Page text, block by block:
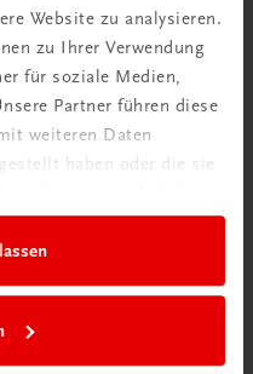
Website zu analysieren.
zu Ihrer Verwendung
für soziale Medien,
Partner führen diese
weiteren Daten
haben oder die sie
GmbH
Linz
88 58 69 41